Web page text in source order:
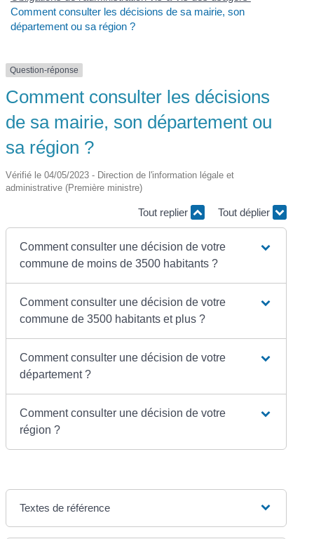
Comment consulter les décisions de sa mairie, son
département ou sa région ?
Question-réponse
Comment consulter les décisions
de sa mairie, son département ou
sa région ?
Vérifié le 04/05/2023 - Direction de l'information légale et
administrative (Première ministre)
Tout replier Tout déplier
Comment consulter une décision de votre
commune de moins de 3500 habitants ?
Comment consulter une décision de votre
commune de 3500 habitants et plus ?
Comment consulter une décision de votre
département ?
Comment consulter une décision de votre
région ?
Textes de référence